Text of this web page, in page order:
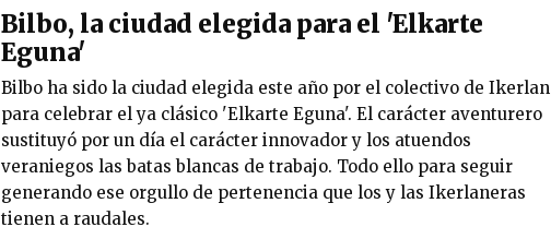
Bilbo, la ciudad elegida para el 'Elkarte
Eguna'
Bilbo ha sido la ciudad elegida este año por el colectivo de Ikerlan
para celebrar el ya clásico 'Elkarte Eguna'. El carácter aventurero
sustituyó por un día el carácter innovador y los atuendos
veraniegos las batas blancas de trabajo. Todo ello para seguir
generando ese orgullo de pertenencia que los y las Ikerlaneras
tienen a raudales.